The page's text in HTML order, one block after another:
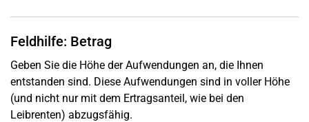
Feldhilfe: Betrag
Geben Sie die Höhe der Aufwendungen an, die Ihnen
entstanden sind. Diese Aufwendungen sind in voller Höhe
(und nicht nur mit dem Ertragsanteil, wie bei den
Leibrenten) abzugsfähig.